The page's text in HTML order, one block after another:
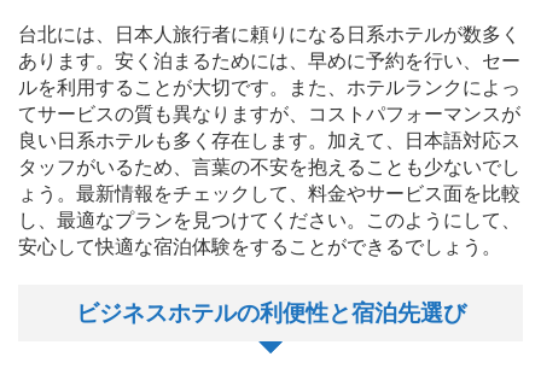
台北には、日本人旅行者に頼りになる日系ホテルが数多く
あります。安く泊まるためには、早めに予約を行い、セー
ルを利用することが大切です。また、ホテルランクによっ
てサービスの質も異なりますが、コストパフォーマンスが
良い日系ホテルも多く存在します。加えて、日本語対応ス
タッフがいるため、言葉の不安を抱えることも少ないでし
ょう。最新情報をチェックして、料金やサービス面を比較
し、最適なプランを見つけてください。このようにして、
安心して快適な宿泊体験をすることができるでしょう。
ビジネスホテルの利便性と宿泊先選び